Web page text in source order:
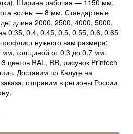
Ширина рабочая — 1150 мм,
волны — 8 мм. Стандартные
длина 2000, 2500, 4000, 5000,
0.35, 0.4, 0.45, 0.5, 0.55, 0.6, 0.65
нужного вам размера:
мм, толщиной от 0.3 до 0.7 мм.
цветов RAL, RR, рисунок Printech
Доставим по Калуге на
отправим в регионы России.